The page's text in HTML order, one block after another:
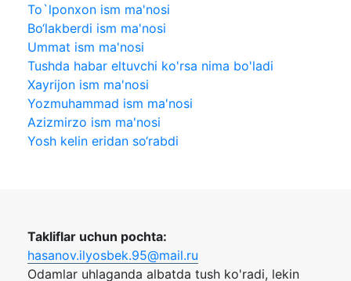
To`lponxon ism ma'nosi
Bo‘lakberdi ism ma'nosi
Ummat ism ma'nosi
Tushda habar eltuvchi ko'rsa nima bo'ladi
Xayrijon ism ma'nosi
Yozmuhammad ism ma'nosi
Azizmirzo ism ma'nosi
Yosh kelin eridan so‘rabdi
Takliflar uchun pochta:
hasanov.ilyosbek.95@mail.ru
Odamlar uhlaganda albatda tush ko'radi, lekin